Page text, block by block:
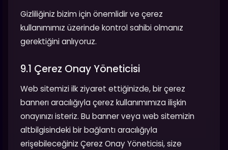
Gizliliğiniz bizim için önemlidir ve çerez
kullanımımız üzerinde kontrol sahibi olmanız
gerektiğini anlıyoruz.
9.1 Çerez Onay Yöneticisi
Web sitemizi ilk ziyaret ettiğinizde, bir çerez
bannerı aracılığıyla çerez kullanımımıza ilişkin
onayınızı isteriz. Bu banner veya web sitemizin
altbilgisindeki bir bağlantı aracılığıyla
erişebileceğiniz Çerez Onay Yöneticisi, size